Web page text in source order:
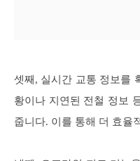
셋째, 실시간 교통 정보를
황이나 지연된 전철 정보
줍니다. 이를 통해 더 효율